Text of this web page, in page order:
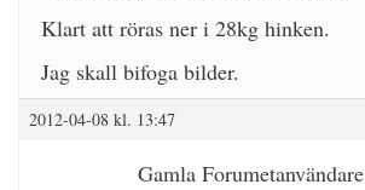
Klart att röras ner i 28kg hinken.
Jag skall bifoga bilder.
2012-04-08 kl. 13:47
Gamla Forumetanvändare